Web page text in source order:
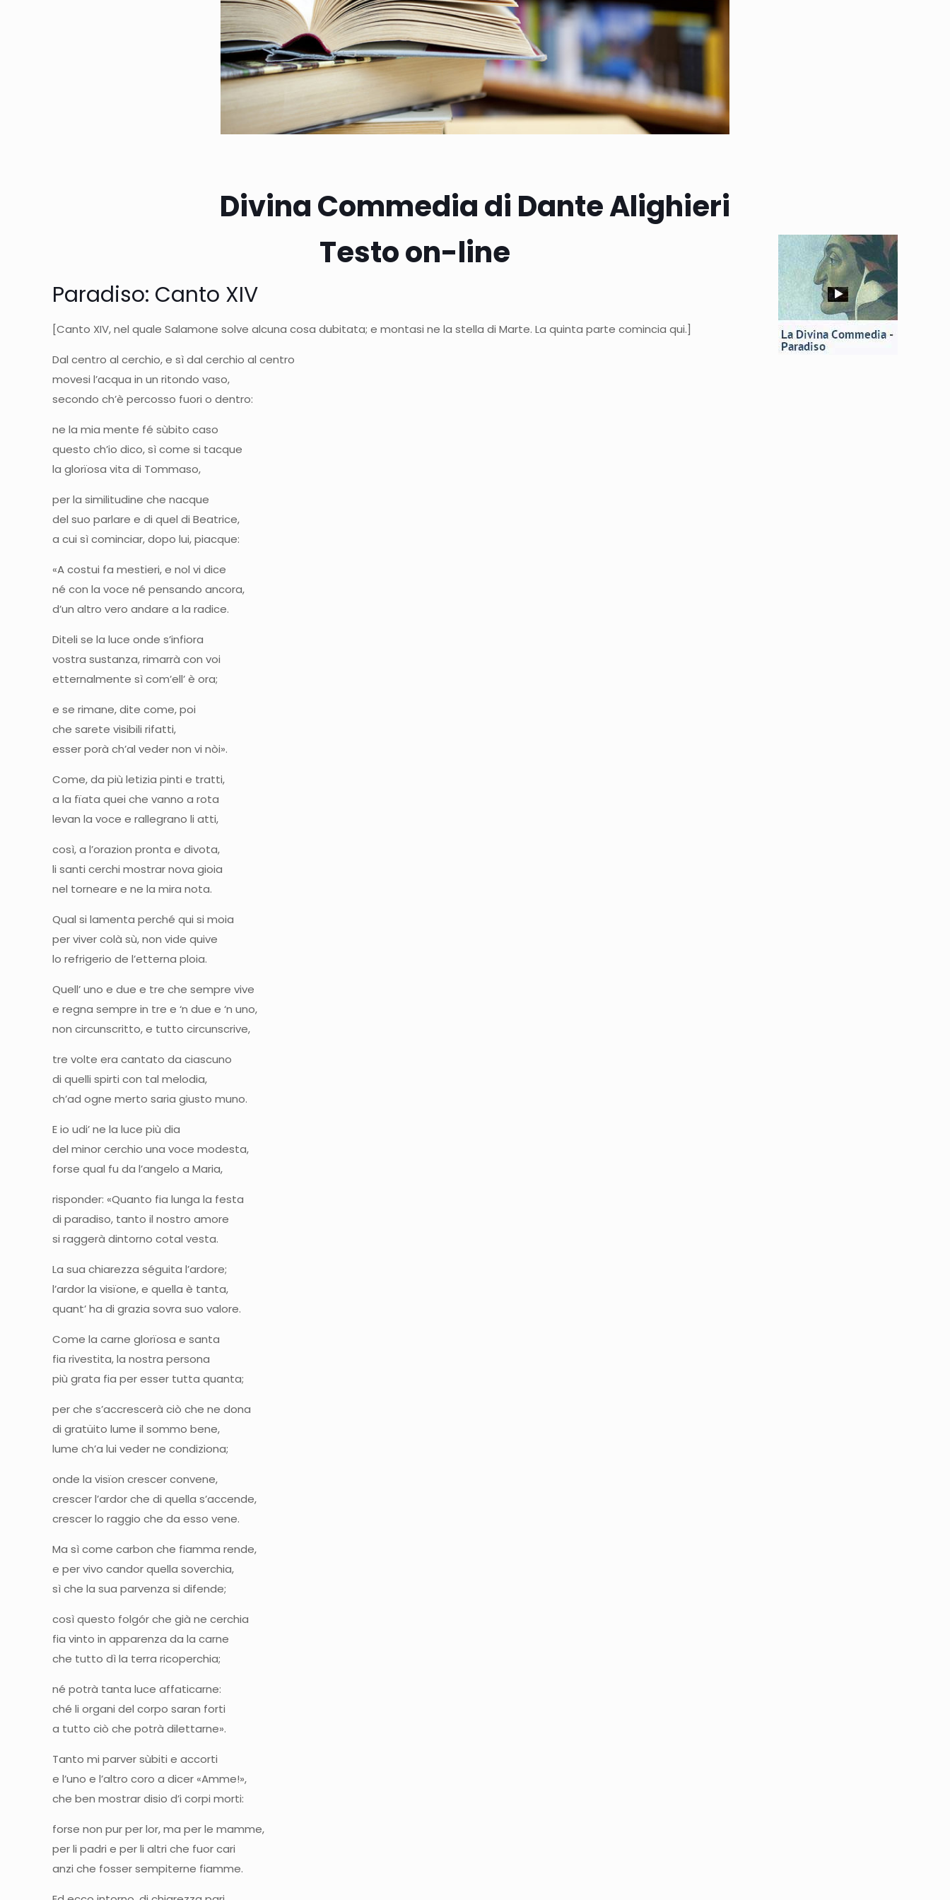
Divina Commedia di Dante Alighieri
Testo on-line
Paradiso: Canto XIV
[Canto XIV, nel quale Salamone solve alcuna cosa dubitata; e montasi ne la stella di Marte. La quinta parte comincia qui.]
Dal centro al cerchio, e sì dal cerchio al centro
movesi l’acqua in un ritondo vaso,
secondo ch’è percosso fuori o dentro:
ne la mia mente fé sùbito caso
questo ch’io dico, sì come si tacque
la glorïosa vita di Tommaso,
per la similitudine che nacque
del suo parlare e di quel di Beatrice,
a cui sì cominciar, dopo lui, piacque:
«A costui fa mestieri, e nol vi dice
né con la voce né pensando ancora,
d’un altro vero andare a la radice.
Diteli se la luce onde s’infiora
vostra sustanza, rimarrà con voi
etternalmente sì com’ell’ è ora;
e se rimane, dite come, poi
che sarete visibili rifatti,
esser porà ch’al veder non vi nòi».
Come, da più letizia pinti e tratti,
a la fïata quei che vanno a rota
levan la voce e rallegrano li atti,
così, a l’orazion pronta e divota,
li santi cerchi mostrar nova gioia
nel torneare e ne la mira nota.
Qual si lamenta perché qui si moia
per viver colà sù, non vide quive
lo refrigerio de l’etterna ploia.
Quell’ uno e due e tre che sempre vive
e regna sempre in tre e ‘n due e ‘n uno,
non circunscritto, e tutto circunscrive,
tre volte era cantato da ciascuno
di quelli spirti con tal melodia,
ch’ad ogne merto saria giusto muno.
E io udi’ ne la luce più dia
del minor cerchio una voce modesta,
forse qual fu da l’angelo a Maria,
risponder: «Quanto fia lunga la festa
di paradiso, tanto il nostro amore
si raggerà dintorno cotal vesta.
La sua chiarezza séguita l’ardore;
l’ardor la visïone, e quella è tanta,
quant’ ha di grazia sovra suo valore.
Come la carne glorïosa e santa
fia rivestita, la nostra persona
più grata fia per esser tutta quanta;
per che s’accrescerà ciò che ne dona
di gratüito lume il sommo bene,
lume ch’a lui veder ne condiziona;
onde la visïon crescer convene,
crescer l’ardor che di quella s’accende,
crescer lo raggio che da esso vene.
Ma sì come carbon che fiamma rende,
e per vivo candor quella soverchia,
sì che la sua parvenza si difende;
così questo folgór che già ne cerchia
fia vinto in apparenza da la carne
che tutto dì la terra ricoperchia;
né potrà tanta luce affaticarne:
ché li organi del corpo saran forti
a tutto ciò che potrà dilettarne».
Tanto mi parver sùbiti e accorti
e l’uno e l’altro coro a dicer «Amme!»,
che ben mostrar disio d’i corpi morti:
forse non pur per lor, ma per le mamme,
per li padri e per li altri che fuor cari
anzi che fosser sempiterne fiamme.